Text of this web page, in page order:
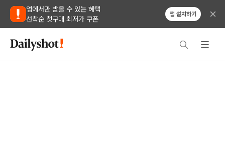
앱에서만 받을 수 있는 혜택
선착순 첫구매 최저가 쿠폰
앱 설치하기